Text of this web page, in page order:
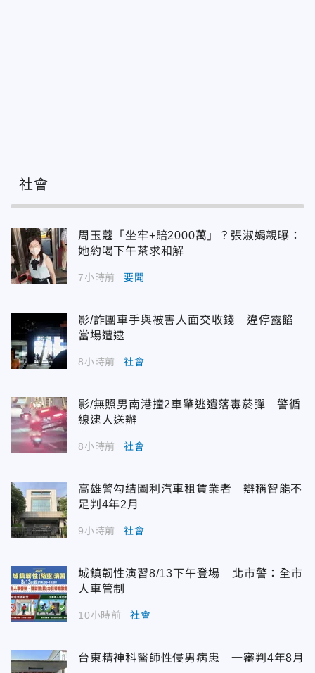
社會
周玉蔻「坐牢+賠2000萬」？張淑娟親曝：
她約喝下午茶求和解
7小時前 要聞
影/詐團車手與被害人面交收錢 違停露餡
當場遭逮
8小時前 社會
影/無照男南港撞2車肇逃遺落毒菸彈 警循
線逮人送辦
8小時前 社會
高雄警勾結圖利汽車租賃業者 辯稱智能不
足判4年2月
9小時前 社會
城鎮韌性演習8/13下午登場 北市警：全市
人車管制
10小時前 社會
台東精神科醫師性侵男病患 一審判4年8月